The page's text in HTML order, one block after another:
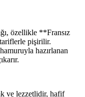
özellikle **Fransız
pişirilir.
hazırlanan
ve lezzetlidir, hafif